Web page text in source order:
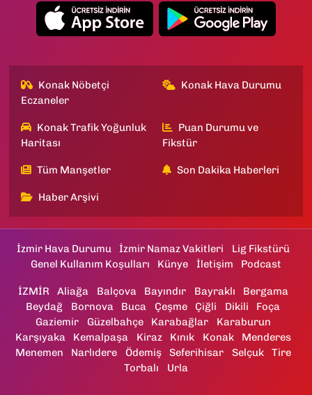
Konak Nöbetçi
Eczaneler
Konak Hava Durumu
Konak Trafik Yoğunluk
Haritası
Puan Durumu ve
Fikstür
Tüm Manşetler Son Dakika Haberleri
Haber Arşivi
İzmir Hava Durumu İzmir Namaz Vakitleri
Lig Fikstürü
Genel Kullanım Koşulları
Künye İletişim Podcast
İZMİR Aliağa Balçova Bayındır Bayraklı
Bergama
Beydağ
Bornova Buca Çeşme Çiğli Dikili
Foça
Gaziemir
Güzelbahçe Karabağlar
Karaburun
Karşıyaka
Kemalpaşa Kiraz Kınık Konak
Menderes
Menemen
Narlıdere Ödemiş Seferihisar Selçuk
Tire
Torbalı
Urla